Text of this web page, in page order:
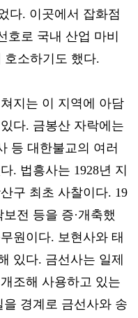
다. 이곳에서 잡화점
호로 국내 산업 마비
호소하기도 했다.
지는 이 지역에 아담
다. 금봉산 자락에는
등 대한불교의 여러
. 법흥사는 1928년 지
구 최초 사찰이다. 19
전 등을 증·개축했
원이다. 보현사와 태
있다. 금선사는 일제
조해 사용하고 있는
경계로 금선사와 송